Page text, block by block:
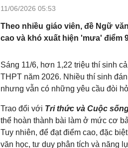
11/06/2026 05:53
Theo nhiều giáo viên, đề Ngữ
cao và khó xuất hiện 'mưa' điểm
Sáng 11/6, hơn 1,22 triệu thí sinh
THPT năm 2026. Nhiều thí sinh
nhưng vẫn có những yêu cầu đòi
Trao đổi với Tri thức và Cuộc
thể hoàn thành bài làm ở mức cơ
Tuy nhiên, để đạt điểm cao, đặc
văn học, tư duy phân tích và năng